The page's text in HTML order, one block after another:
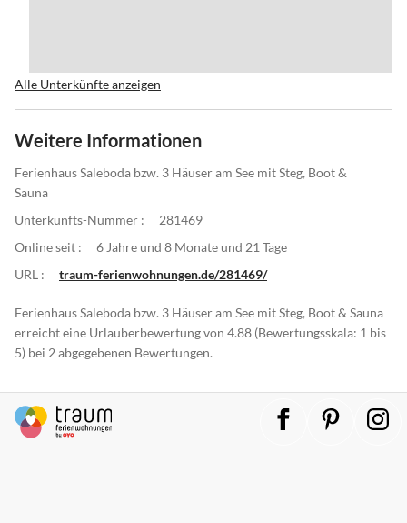
Alle Unterkünfte anzeigen
Weitere Informationen
Ferienhaus Saleboda bzw. 3 Häuser am See mit Steg, Boot &
Sauna
Unterkunfts-Nummer :
281469
Online seit :
6 Jahre und 8 Monate und 21 Tage
URL :
traum-ferienwohnungen.de/281469/
Ferienhaus Saleboda bzw. 3 Häuser am See mit Steg, Boot & Sauna
erreicht eine Urlauberbewertung von 4.88 (Bewertungsskala: 1 bis
5) bei 2 abgegebenen Bewertungen.